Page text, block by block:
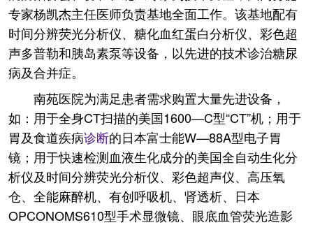
专家杨凯杰主任医师负责基地全面工作。该基地配有
时间分辨荧光分析仪、糖化血红蛋白分析仪、彩色超
声多普勒和胰岛素泵等设备，以先进的技术诊治糖尿
病及合并症。
南苑医院为满足患者需求购置大量先进设备，
如：用于全身CT扫描的美国1600—C型“CT”机；用于
胃及食道疾病诊断的日本富士能W—88A型电子胃
镜；用于快速检测血液生化成分的美国全自动生化分
析仪及时间分辨荧光分析仪、彩色超声仪、高压氧
仓、全能麻醉机、有创呼吸机、肾透析、日本
OPCONOMS610型手术显微镜、眼底血管荧光造影